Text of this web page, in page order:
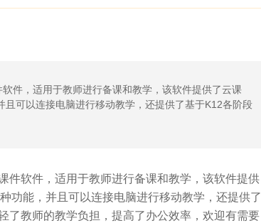
件，适用于教师进行备课和教学，该软件提供了云课
可以连接电脑进行移动教学，还提供了基于K12各阶段
件软件，适用于教师进行备课和教学，该软件提供
功能，并且可以连接电脑进行移动教学，还提供了
了教师的教学负担，提高了办公效率，欢迎有需要